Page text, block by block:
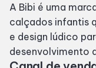
Cinema
Eventos
A Bibi é uma
calçados infantis
e design lúdico
desenvolvimento